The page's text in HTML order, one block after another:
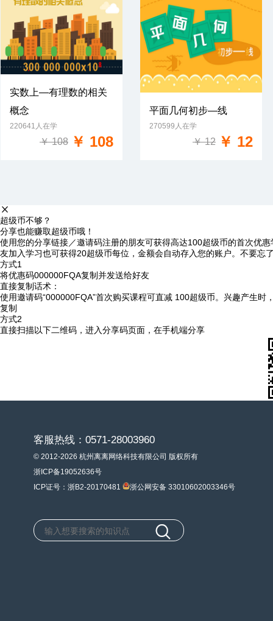
实数上—有理数的相关
概念
220641人在学
￥ 108 ￥ 108
免费试学
平面几何初步—线
270599人在学
￥ 12 ￥ 12
超级币不够？
分享也能赚取超级币哦！
使用您的分享链接／邀请码注册的朋友可获得高达100超级币的首次优
友加入学习也可获得20超级币每位，金额会自动存入您的账户。不要忘
方式1
将优惠码000000FQA复制并发送给好友
直接复制话术：
使用邀请码“000000FQA”首次购买课程可直减 100超级币。兴趣产生时
复制
方式2
直接扫描以下二维码，进入分享码页面，在手机端分享
客服热线：0571-28003960
© 2012-2026 杭州离离网络科技有限公司 版权所有
浙ICP备19052636号
ICP证号：浙B2-20170481
浙公网安备 33010602003346号